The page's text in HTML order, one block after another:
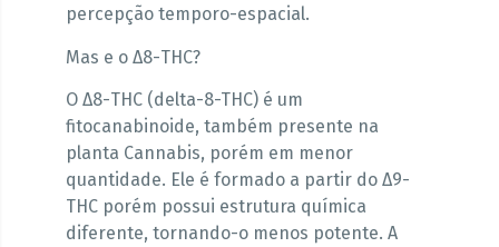
percepção temporo-espacial.
Mas e o Δ8-THC?
O Δ8-THC (delta-8-THC) é um
fitocanabinoide, também presente na
planta Cannabis, porém em menor
quantidade. Ele é formado a partir do Δ9-
THC porém possui estrutura química
diferente, tornando-o menos potente. A